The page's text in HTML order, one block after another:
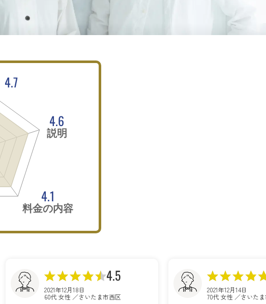
4.7
4.6
説明
4.1
料金の内容
4.5
2021年12月18日
60代 女性 ／さいたま市西区
2021年12月14日
70代 女性 ／さいた